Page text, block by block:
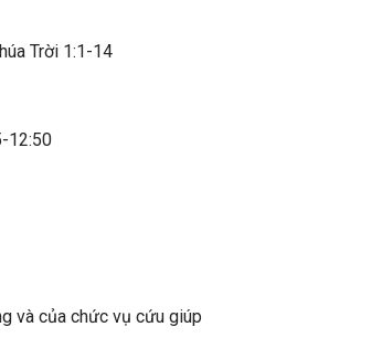
Trời 1:1-14
12:50
và của chức vụ cứu giúp